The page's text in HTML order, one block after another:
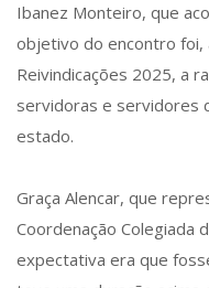
Ibanez Monteiro, que
objetivo do encontro foi,
Reivindicações 2025, a
servidoras e servidores
estado.
Graça Alencar, que
Coordenação Colegiada
expectativa era que